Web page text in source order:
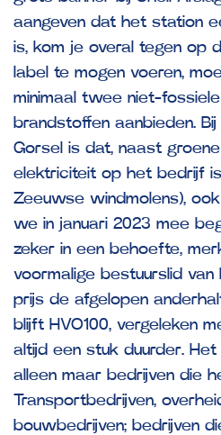
aangeven dat het station
is, kom je overal tegen op
label te mogen voeren,
minimaal twee niet-
brandstoffen aanbieden.
Gorsel is dat, naast
elektriciteit op het bedrijf
Zeeuwse windmolens), ook
we in januari 2023 mee
zeker in een behoefte,
voormalige bestuurslid van
prijs de afgelopen
blijft HVO100, vergeleken
altijd een stuk duurder. Het
alleen maar bedrijven die
Transportbedrijven,
bouwbedrijven; bedrijven